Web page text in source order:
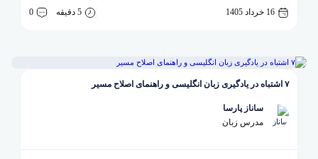
16 خرداد 1405 5 دقیقه 0
۷ اشتباه در یادگیری زبان انگلیسی و راهنمای اصلاح مسیر
ساناز پارسا
مدرس زبان